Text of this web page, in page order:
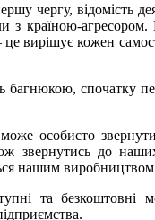
чергу, відомість
країною-
вирішує кожен
спочатку
особисто
звернутись до
нашим
та безкоштовні